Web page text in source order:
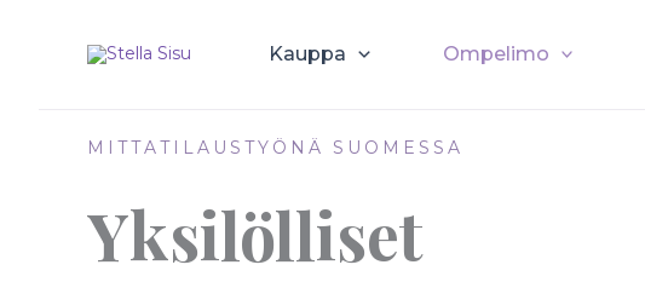
Kauppa Ompelimo
MITTATILAUSTYÖNÄ SUOMESSA
Yksilölliset